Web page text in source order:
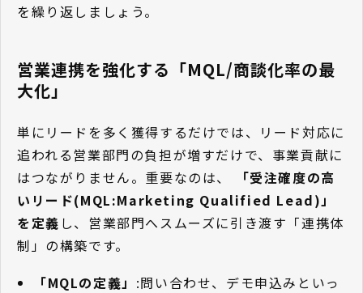
を繰り返しましょう。
営業連携を強化する「MQL/商談化率の最
大化」
単にリードを多く獲得するだけでは、リード対応に
追われる営業部門の負担が増すだけで、事業貢献に
はつながりません。重要なのは、
「受注確度の高
いリード(MQL:Marketing Qualified Lead)」
を定義 し、営業部門へスムーズに引き渡す「連携体
制」の構築です。
「MQLの定義」 :問い合わせ、デモ申込みといっ